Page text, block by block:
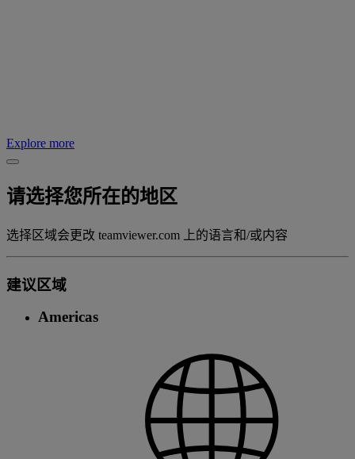
Explore more
请选择您所在的地区
选择区域会更改 teamviewer.com 上的语言和/或内容
建议区域
Americas